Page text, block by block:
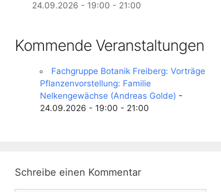
24.09.2026 - 19:00 - 21:00
Kommende Veranstaltungen
Fachgruppe Botanik Freiberg: Vorträge
Pflanzenvorstellung: Familie
Nelkengewächse (Andreas Golde) -
24.09.2026 - 19:00 - 21:00
Schreibe einen Kommentar